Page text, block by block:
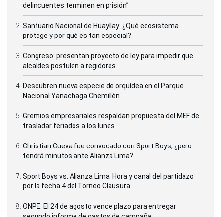
delincuentes terminen en prisión”
Santuario Nacional de Huayllay: ¿Qué ecosistema
protege y por qué es tan especial?
Congreso: presentan proyecto de ley para impedir que
alcaldes postulen a regidores
Descubren nueva especie de orquídea en el Parque
Nacional Yanachaga Chemillén
Gremios empresariales respaldan propuesta del MEF de
trasladar feriados a los lunes
Christian Cueva fue convocado con Sport Boys, ¿pero
tendrá minutos ante Alianza Lima?
Sport Boys vs. Alianza Lima: Hora y canal del partidazo
por la fecha 4 del Torneo Clausura
ONPE: El 24 de agosto vence plazo para entregar